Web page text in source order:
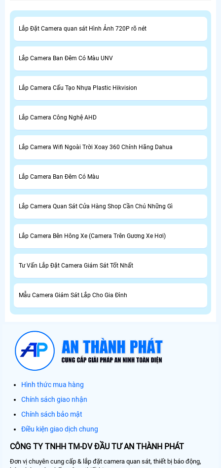
Lắp Đặt Camera quan sát Hình Ảnh 720P rõ nét
Lắp Camera Ban Đêm Có Màu UNV
Lắp Camera Cấu Tạo Nhựa Plastic Hikvision
Lắp Camera Công Nghệ AHD
Lắp Camera Wifi Ngoài Trời Xoay 360 Chính Hãng Dahua
Lắp Camera Ban Đêm Có Màu
Lắp Camera Quan Sát Cửa Hàng Shop Cần Chú Những Gì
Lắp Camera Bên Hông Xe (Camera Trên Gương Xe Hơi)
Tư Vấn Lắp Đặt Camera Giám Sát Tốt Nhất
Mẫu Camera Giám Sát Lắp Cho Gia Đình
Hình thức mua hàng
Chính sách giao nhận
Chính sách bảo mật
Điều kiện giao dịch chung
CÔNG TY TNHH TM-DV ĐẦU TƯ AN THÀNH PHÁT
Đơn vị chuyên cung cấp & lắp đặt camera quan sát, thiết bị báo động,